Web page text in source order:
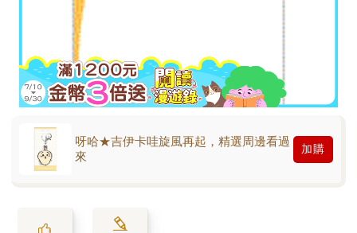
呀哈★吉伊卡哇旋風再起，精選周邊看過
來
加購